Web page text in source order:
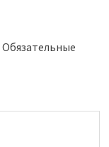
Обязательные